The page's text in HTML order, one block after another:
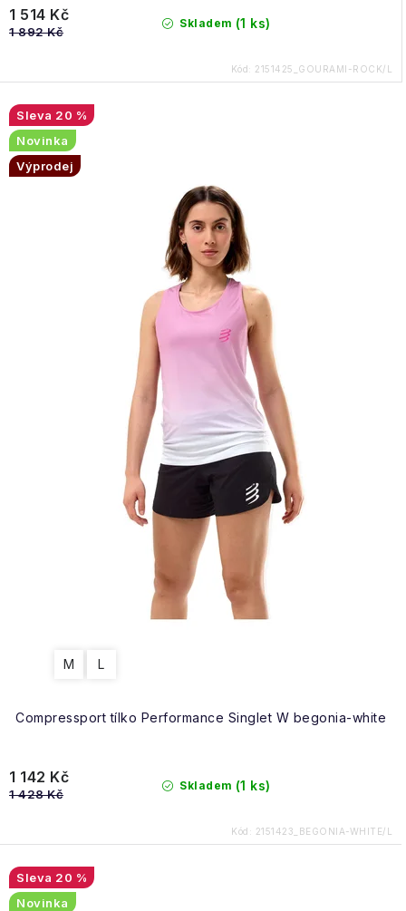
Skladem (1 ks)
1 514 Kč
1 892 Kč
Kód: 2151425_GOURAMI-ROCK/L
Compressport tílko Performance Singlet W begonia-white
20 %
Novinka
Výprodej
M L
Skladem (1 ks)
1 142 Kč
1 428 Kč
Kód: 2151423_BEGONIA-WHITE/L
20 %
Novinka